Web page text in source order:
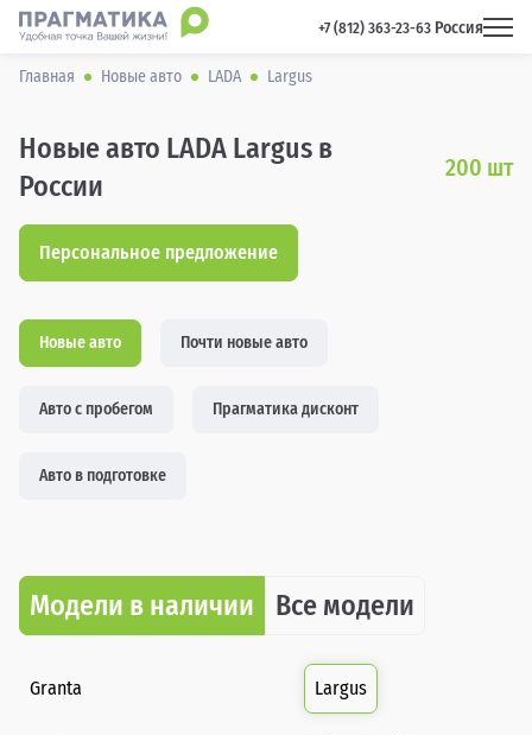
+7 (812) 363-23-63 Россия
Главная Новые авто LADA Largus
Новые авто LADA Largus в
России
200 шт
Персональное предложение
Новые авто Почти новые авто
Авто с пробегом Прагматика дисконт
Авто в подготовке
Модели в наличии Все модели
Granta Largus